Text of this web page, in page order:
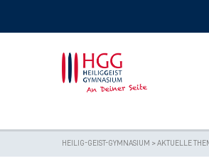
HEILIG-GEIST-GYMNASIUM >AKTUELLE